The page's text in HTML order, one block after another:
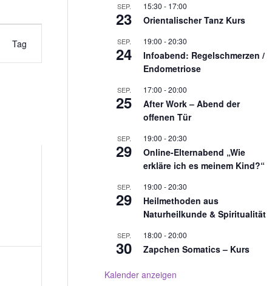
Tag
SEP.
23
15:30 - 17:00
Orientalischer Tanz Kurs
SEP.
24
19:00 -20:30
Infoabend: Regelschmerzen /
Endometriose
SEP.
25
17:00 -20:00
After Work – Abend der
offenen Tür
SEP.
29
19:00 -20:30
Online-Elternabend „Wie
erkläre ich es meinem Kind?“
SEP.
29
19:00 -20:30
Heilmethoden aus
Naturheilkunde & Spiritualität
SEP.
30
18:00 -20:00
Zapchen Somatics – Kurs
Kalender anzeigen